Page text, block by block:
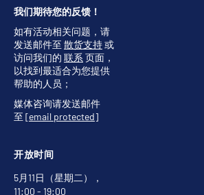
开放时间
5月11日（星期二），
11:00 - 19:00
我们期待您的反馈！
如有活动相关问题，请
发送邮件至 散货支持或
访问我们的 联系 页面，
以找到最适合为您提供
帮助的人员；
媒体咨询请发送邮件
至 [email protected]